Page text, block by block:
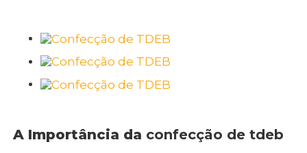
A Importância da confecção de tdeb